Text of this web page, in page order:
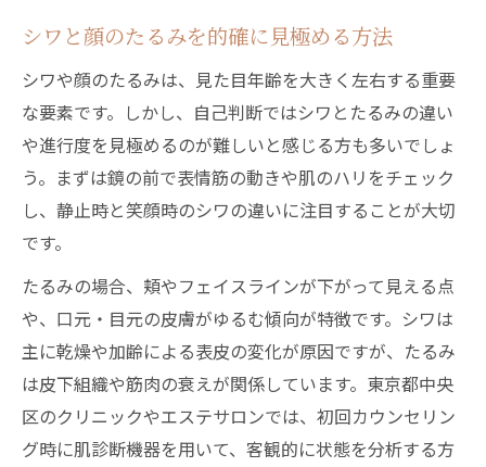
シワと顔のたるみを的確に見極める方法
シワや顔のたるみは、見た目年齢を大きく左右する重要
な要素です。しかし、自己判断ではシワとたるみの違い
や進行度を見極めるのが難しいと感じる方も多いでしょ
う。まずは鏡の前で表情筋の動きや肌のハリをチェック
し、静止時と笑顔時のシワの違いに注目することが大切
です。
たるみの場合、頬やフェイスラインが下がって見える点
や、口元・目元の皮膚がゆるむ傾向が特徴です。シワは
主に乾燥や加齢による表皮の変化が原因ですが、たるみ
は皮下組織や筋肉の衰えが関係しています。東京都中央
区のクリニックやエステサロンでは、初回カウンセリン
グ時に肌診断機器を用いて、客観的に状態を分析する方